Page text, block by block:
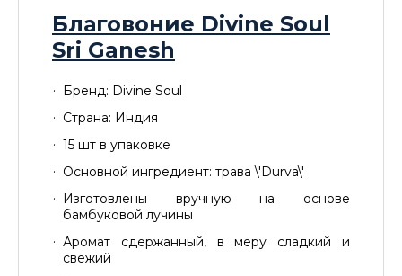
Благовоние Divine Soul
Sri Ganesh
Бренд: Divine Soul
Страна: Индия
15 шт в упаковке
Основной ингредиент: трава \'Durva\'
Изготовлены вручную на основе
бамбуковой лучины
Аромат сдержанный, в меру сладкий и
свежий